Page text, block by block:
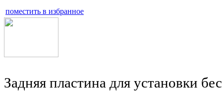
поместить в избранное
Задняя пластина для установки